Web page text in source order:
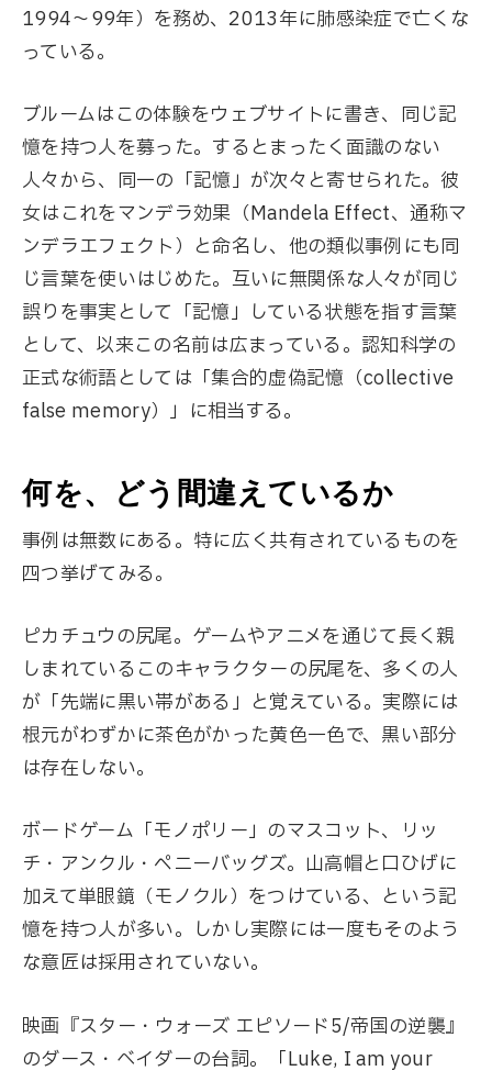
1994〜99年）を務め、2013年に肺感染症で亡くな
っている。
ブルームはこの体験をウェブサイトに書き、同じ記
憶を持つ人を募った。するとまったく面識のない
人々から、同一の「記憶」が次々と寄せられた。彼
女はこれをマンデラ効果（Mandela Effect、通称マ
ンデラエフェクト）と命名し、他の類似事例にも同
じ言葉を使いはじめた。互いに無関係な人々が同じ
誤りを事実として「記憶」している状態を指す言葉
として、以来この名前は広まっている。認知科学の
正式な術語としては「集合的虚偽記憶（collective
false memory）」に相当する。
何を、どう間違えているか
事例は無数にある。特に広く共有されているものを
四つ挙げてみる。
ピカチュウの尻尾。ゲームやアニメを通じて長く親
しまれているこのキャラクターの尻尾を、多くの人
が「先端に黒い帯がある」と覚えている。実際には
根元がわずかに茶色がかった黄色一色で、黒い部分
は存在しない。
ボードゲーム「モノポリー」のマスコット、リッ
チ・アンクル・ペニーバッグズ。山高帽と口ひげに
加えて単眼鏡（モノクル）をつけている、という記
憶を持つ人が多い。しかし実際には一度もそのよう
な意匠は採用されていない。
映画『スター・ウォーズ エピソード5/帝国の逆襲』
のダース・ベイダーの台詞。「Luke, I am your